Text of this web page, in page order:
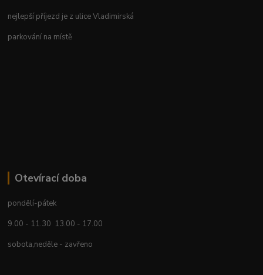
nejlepší příjezd je z ulice Vladimirská
parkování na místě
Otevírací doba
pondělí-pátek
9.00 - 11.30 13.00 - 17.00
sobota,neděle - zavřeno